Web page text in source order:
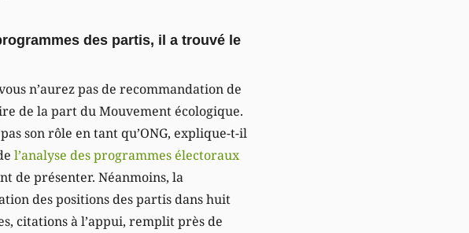
des partis, il a trouvé le
n’aurez pas de recommandation de
de la part du Mouvement écologique.
pas son rôle en tant qu’ONG, explique-t-il
l’analyse des programmes électoraux
de présenter. Néanmoins, la
des positions des partis dans huit
citations à l’appui, remplit près de